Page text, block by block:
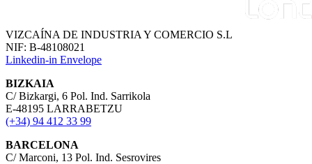
VIZCAÍNA DE INDUSTRIA Y COMERCIO S.L
NIF: B-48108021
Linkedin-in Envelope
BIZKAIA
C/ Bizkargi, 6 Pol. Ind. Sarrikola
E-48195 LARRABETZU
(+34) 94 412 33 99
BARCELONA
C/ Marconi, 13 Pol. Ind. Sesrovires